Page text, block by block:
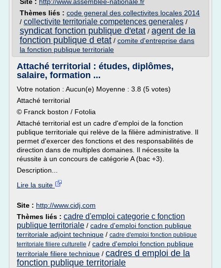
Thèmes liés : code general des collectivites locales 2014
/ collectivite territoriale competences generales /
syndicat fonction publique d'etat / agent de la
fonction publique d etat / comite d'entreprise dans
la fonction publique territoriale
Attaché territorial : études, diplômes,
salaire, formation ...
Votre notation : Aucun(e) Moyenne : 3.8 (5 votes)
Attaché territorial
© Franck boston / Fotolia
Attaché territorial est un cadre d'emploi de la fonction
publique territoriale qui relève de la filière administrative. Il
permet d'exercer des fonctions et des responsabilités de
direction dans de multiples domaines. Il nécessite la
réussite à un concours de catégorie A (bac +3).
Description...
Lire la suite
Site : http://www.cidj.com
Thèmes liés : cadre d'emploi categorie c fonction
publique territoriale / cadre d'emploi fonction publique
territoriale adjoint technique / cadre d'emploi fonction publique
territoriale filiere culturelle / cadre d'emploi fonction publique
territoriale filiere technique / cadres d emploi de la
fonction publique territoriale